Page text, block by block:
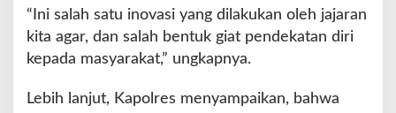
“Ini salah satu inovasi yang dilakukan oleh jajaran
kita agar, dan salah bentuk giat pendekatan diri
kepada masyarakat,” ungkapnya.
Lebih lanjut, Kapolres menyampaikan, bahwa